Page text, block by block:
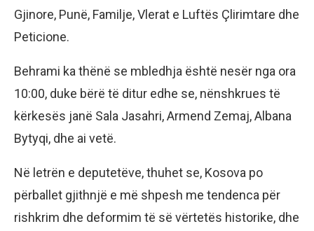
Gjinore, Punë, Familje, Vlerat e Luftës Çlirimtare dhe
Peticione.
Behrami ka thënë se mbledhja është nesër nga ora
10:00, duke bërë të ditur edhe se, nënshkrues të
kërkesës janë Sala Jasahri, Armend Zemaj, Albana
Bytyqi, dhe ai vetë.
Në letrën e deputetëve, thuhet se, Kosova po
përballet gjithnjë e më shpesh me tendenca për
rishkrim dhe deformim të së vërtetës historike, dhe